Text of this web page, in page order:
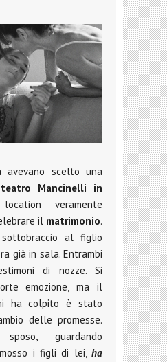
avevano scelto una
teatro Mancinelli in
veramente
il matrimonio.
al figlio
già in sala. Entrambi
di nozze. Si
emozione, ma il
ha colpito è stato
delle promesse.
guardando
i figli di lei, ha